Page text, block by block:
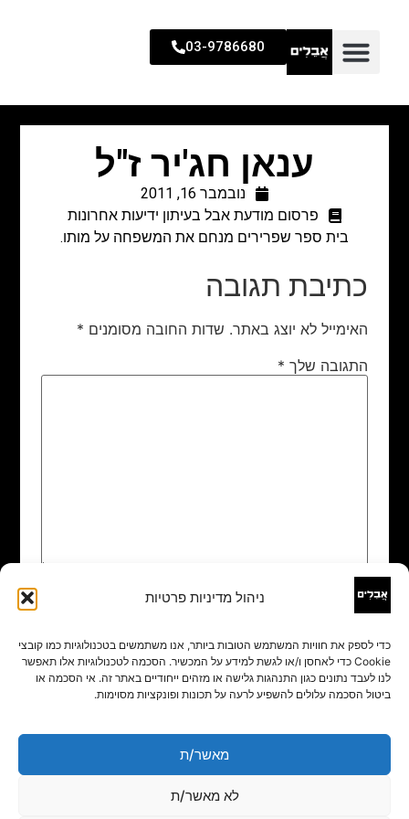
ניהול מדיניות פרטיות
כדי לספק את חוויות המשתמש הטובות ביותר, אנו משתמשים בטכנולוגיות כמו קובצי
Cookie כדי לאחסן ו/או לגשת למידע על המכשיר. הסכמה לטכנולוגיות אלו תאפשר
לנו לעבד נתונים כגון התנהגות גלישה או מזהים ייחודיים באתר זה. אי הסכמה או
ביטול הסכמה עלולים להשפיע לרעה על תכונות ופונקציות מסוימות.
מאשר/ת
לא מאשר/ת
03-9786680
ענאן חג'יר ז"ל
נובמבר 16, 2011
פרסום מודעת אבל בעיתון ידיעות אחרונות
בית ספר שפרירים מנחם את המשפחה על מותו.
כתיבת תגובה
האימייל לא יוצג באתר. שדות החובה מסומנים *
התגובה שלך *
שם
אימייל*